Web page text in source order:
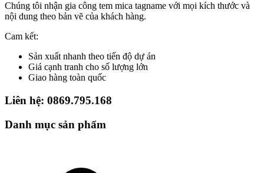
Chúng tôi nhận gia công tem mica tagname với mọi kích thước và
nội dung theo bản vẽ của khách hàng.
Cam kết:
Sản xuất nhanh theo tiến độ dự án
Giá cạnh tranh cho số lượng lớn
Giao hàng toàn quốc
Liên hệ: 0869.795.168
Danh mục sản phẩm